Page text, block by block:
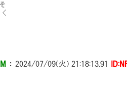
： 2024/07/09(火) 21:18:13.91